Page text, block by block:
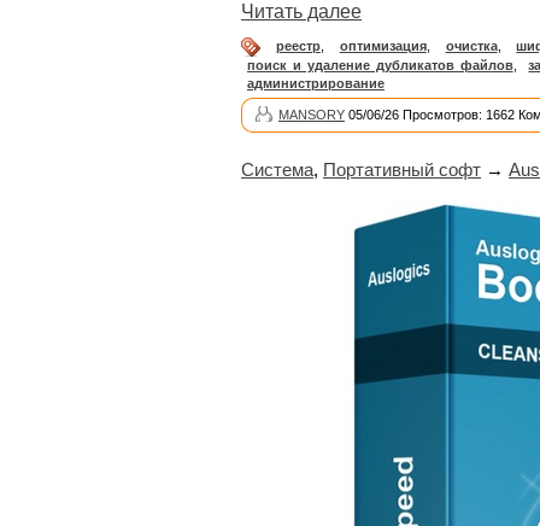
Читать далее
реестр, оптимизация, очистка,
поиск и удаление дубликатов файлов,
администрирование
MANSORY 05/06/26 Просмотров: 1662
Система, Портативный софт →